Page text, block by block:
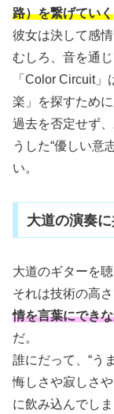
路）を繋げていく
彼女は決して感
むしろ、音を通じ
「Color Circuit
楽」を探すため
過去を否定せず
うした“優しい意
い。
大道の演奏
大道のギターを
それは技術の高
情を言葉にでき
だ。
誰にだって、“う
悔しさや寂しさ
に飲み込んでしま